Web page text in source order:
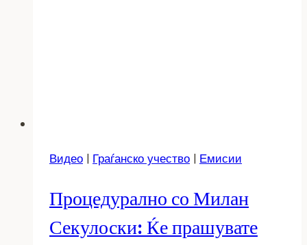
Видео | Граѓанско учество | Емисии
Процедурално со Милан
Секулоски: Ќе прашувате